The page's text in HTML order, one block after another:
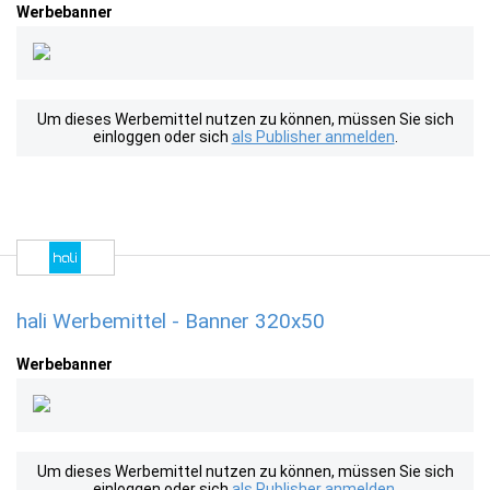
Werbebanner
Um dieses Werbemittel nutzen zu können, müssen Sie sich
einloggen oder sich als Publisher anmelden
hali Werbemittel - Banner 320x50
Werbebanner
Um dieses Werbemittel nutzen zu können, müssen Sie sich